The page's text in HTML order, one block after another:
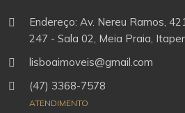
Endereço: Av. Nereu Ramos,
247 - Sala 02, Meia Praia,
lisboaimoveis@gmail.com
(47) 3368-7578
ATENDIMENTO